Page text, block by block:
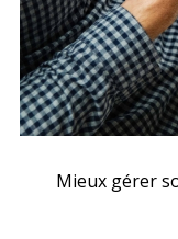
Mieux gérer